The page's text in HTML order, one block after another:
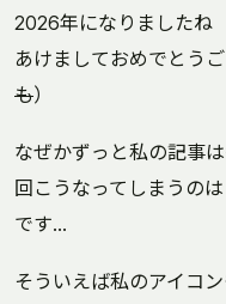
2026年になりましたね
あけましておめでとう
も）
なぜかずっと私の記事
回こうなってしまうの
です...
そういえば私のアイコ